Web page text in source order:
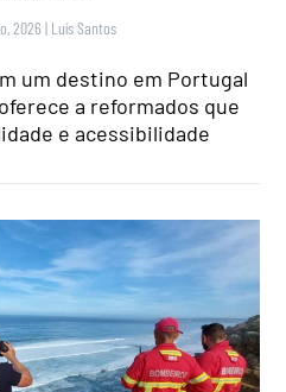
2026 | Luís Santos
um destino em Portugal
a reformados que
e acessibilidade